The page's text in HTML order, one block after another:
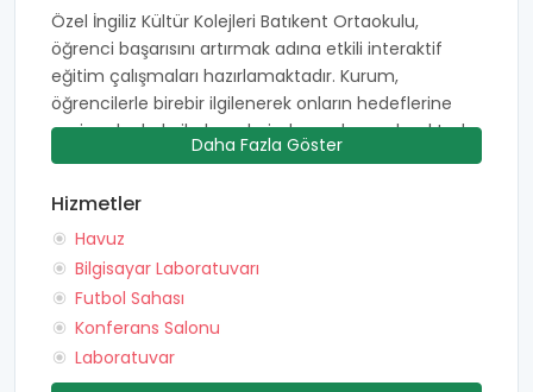
Özel İngiliz Kültür Kolejleri Batıkent Ortaokulu,
öğrenci başarısını artırmak adına etkili interaktif
eğitim çalışmaları hazırlamaktadır. Kurum,
öğrencilerle birebir ilgilenerek onların hedeflerine
emin adımlarla ilerlemelerinde yardımcı olmaktadır.
İngiliz Kültür Kolejleri, sınıflardaki öğrenci sayılarını
öğrenme ortamlarda bulunmalarını
amaçlamaktadır. Bu amaçları doğrultusunda
kurum, hazırladığı eğitim programlarını branşlarında
donanımlı ve uzman öğretmenler eşliğinde
öğrencilere sunmaktadır. Öğrencilerin
potansiyellerini en iyi ve doğru şekilde
kullanabilecekleri bilgi birikimini onlara
Daha Fazla Göster
Hizmetler
Havuz
Bilgisayar Laboratuvarı
Futbol Sahası
Konferans Salonu
Laboratuvar